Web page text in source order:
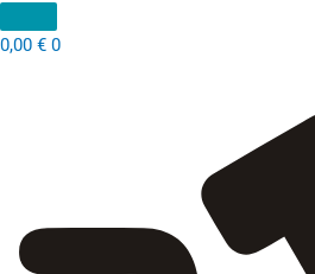
0,00 € 0